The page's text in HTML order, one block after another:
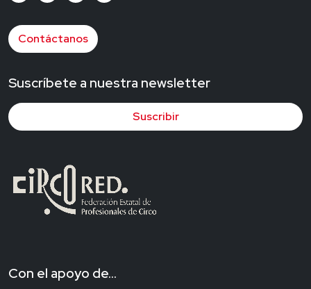
Contáctanos
Suscríbete a nuestra newsletter
Suscribir
Con el apoyo de...